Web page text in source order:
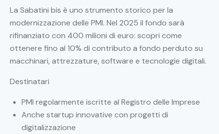
La Sabatini bis è uno strumento storico per la
modernizzazione delle PMI. Nel 2025 il fondo sarà
rifinanziato con 400 milioni di euro: scopri come
ottenere fino al 10% di contributo a fondo perduto su
macchinari, attrezzature, software e tecnologie digitali.
Destinatari
PMI regolarmente iscritte al Registro delle Imprese
Anche startup innovative con progetti di
digitalizzazione